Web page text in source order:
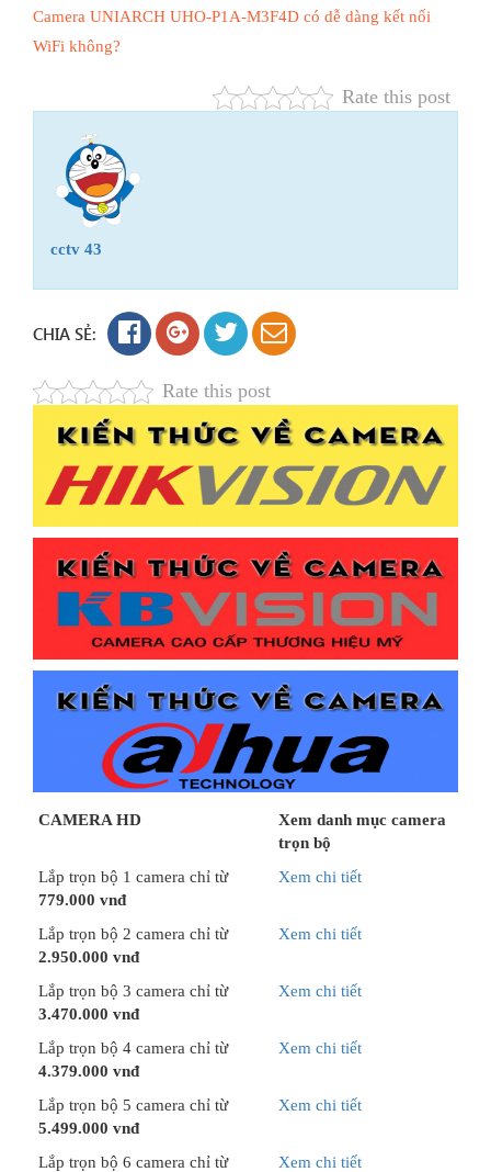
Camera UNIARCH UHO-P1A-M3F4D có dễ dàng kết nối
WiFi không?
Rate this post
cctv 43
CHIA SẺ:
Rate this post
CAMERA HD
Xem danh mục camera
trọn bộ
Lắp trọn bộ 1 camera chỉ từ
779.000 vnđ
Xem chi tiết
Lắp trọn bộ 2 camera chỉ từ
2.950.000 vnđ
Xem chi tiết
Lắp trọn bộ 3 camera chỉ từ
3.470.000 vnđ
Xem chi tiết
Lắp trọn bộ 4 camera chỉ từ
4.379.000 vnđ
Xem chi tiết
Lắp trọn bộ 5 camera chỉ từ
5.499.000 vnđ
Xem chi tiết
Lắp trọn bộ 6 camera chỉ từ
Xem chi tiết